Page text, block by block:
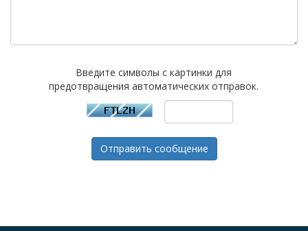
Введите символы с картинки для
предотвращения автоматических отправок.
Отправить сообщение